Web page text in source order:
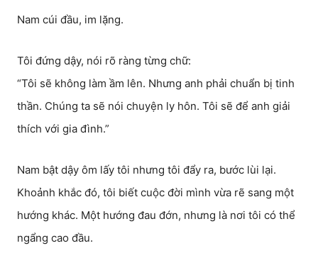
Nam cúi đầu, im lặng.
Tôi đứng dậy, nói rõ ràng từng chữ:
“Tôi sẽ không làm ầm lên. Nhưng anh phải chuẩn bị tinh
thần. Chúng ta sẽ nói chuyện ly hôn. Tôi sẽ để anh giải
thích với gia đình.”
Nam bật dậy ôm lấy tôi nhưng tôi đẩy ra, bước lùi lại.
Khoảnh khắc đó, tôi biết cuộc đời mình vừa rẽ sang một
hướng khác. Một hướng đau đớn, nhưng là nơi tôi có thể
ngẩng cao đầu.